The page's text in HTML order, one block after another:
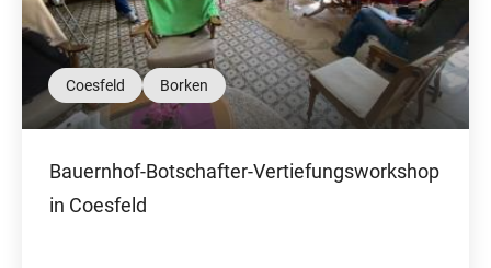
Coesfeld Borken
Bauernhof-Botschafter-Vertiefungsworkshop
in Coesfeld